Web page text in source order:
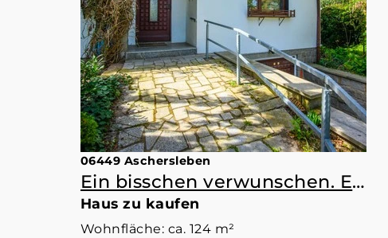
06449 Aschersleben
Ein bisschen verwunschen. Ein bisschen Bienensummen. Genau richtig.
Haus zu kaufen
Wohnfläche: ca. 124 m²